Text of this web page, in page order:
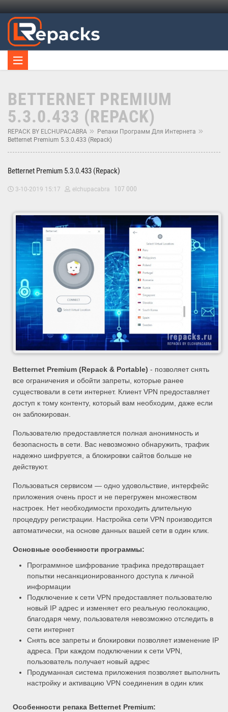
BETTERNET PREMIUM
5.3.0.433 (REPACK)
REPACK BY ELCHUPACABRA
Репаки Программ Для Интернета
Betternet Premium 5.3.0.433 (Repack)
Betternet Premium 5.3.0.433 (Repack)
3-10-2019 15:17 elchupacabra 107 000
Betternet Premium (Repack & Portable) - позволяет снять
все ограничения и обойти запреты, которые ранее
существовали в сети интернет. Клиент VPN предоставляет
доступ к тому контенту, который вам необходим, даже если
он заблокирован.
Пользователю предоставляется полная анонимность и
безопасность в сети. Вас невозможно обнаружить, трафик
надежно шифруется, а блокировки сайтов больше не
действуют.
Пользоваться сервисом — одно удовольствие, интерфейс
приложения очень прост и не перегружен множеством
настроек. Нет необходимости проходить длительную
процедуру регистрации. Настройка сети VPN производится
автоматически, на основе данных вашей сети в один клик.
Основные особенности программы:
Программное шифрование трафика предотвращает
попытки несанкционированного доступа к личной
информации
Подключение к сети VPN предоставляет пользователю
новый IP адрес и изменяет его реальную геолокацию,
благодаря чему, пользователя невозможно отследить в
сети интернет
Снять все запреты и блокировки позволяет изменение IP
адреса. При каждом подключении к сети VPN,
пользователь получает новый адрес
Продуманная система приложения позволяет выполнить
настройку и активацию VPN соединения в один клик
Особенности репака Betternet Premium: